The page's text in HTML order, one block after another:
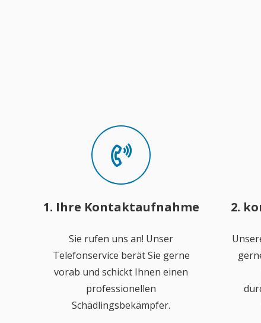
1. Ihre Kontaktaufnahme
Sie rufen uns an! Unser
Telefonservice berät Sie gerne
vorab und schickt Ihnen einen
professionellen
Schädlingsbekämpfer.
2.